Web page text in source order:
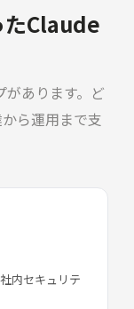
たClaude
あります。ど
ら運用まで支
内セキュリテ